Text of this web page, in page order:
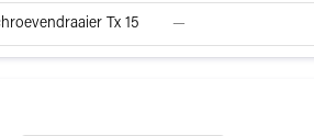
Tx 15 —
gespecificeerd